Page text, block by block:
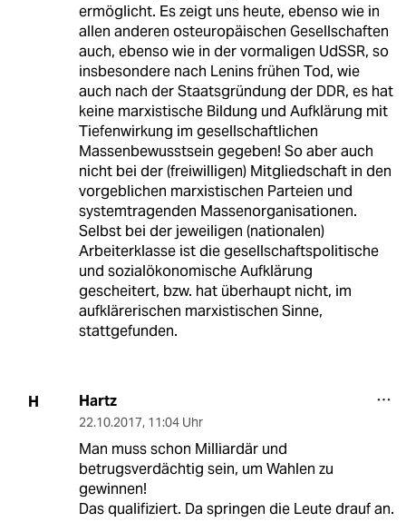
ermöglicht. Es zeigt uns heute, ebenso wie in
allen anderen osteuropäischen Gesellschaften
auch, ebenso wie in der vormaligen UdSSR, so
insbesondere nach Lenins frühen Tod, wie
auch nach der Staatsgründung der DDR, es hat
keine marxistische Bildung und Aufklärung mit
Tiefenwirkung im gesellschaftlichen
Massenbewusstsein gegeben! So aber auch
nicht bei der (freiwilligen) Mitgliedschaft in den
vorgeblichen marxistischen Parteien und
systemtragenden Massenorganisationen.
Selbst bei der jeweiligen (nationalen)
Arbeiterklasse ist die gesellschaftspolitische
und sozialökonomische Aufklärung
gescheitert, bzw. hat überhaupt nicht, im
aufklärerischen marxistischen Sinne,
stattgefunden.
H Hartz
22.10.2017, 11:04 Uhr
Man muss schon Milliardär und
betrugsverdächtig sein, um Wahlen zu
gewinnen!
Das qualifiziert. Da springen die Leute drauf an.